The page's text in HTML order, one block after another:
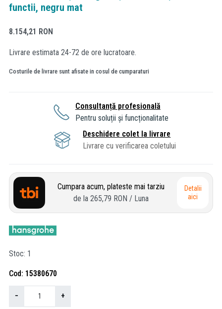
functii, negru mat
8.154,21 RON
Livrare estimata 24-72 de ore lucratoare.
Costurile de livrare sunt afisate in cosul de cumparaturi
Consultanță profesională
Pentru soluții și funcționalitate
Deschidere colet la livrare
Livrare cu verificarea coletului
Cumpara acum, plateste mai tarziu
de la 265,79 RON / Luna
Detalii
aici
Stoc 1
Cod 15380670
− +